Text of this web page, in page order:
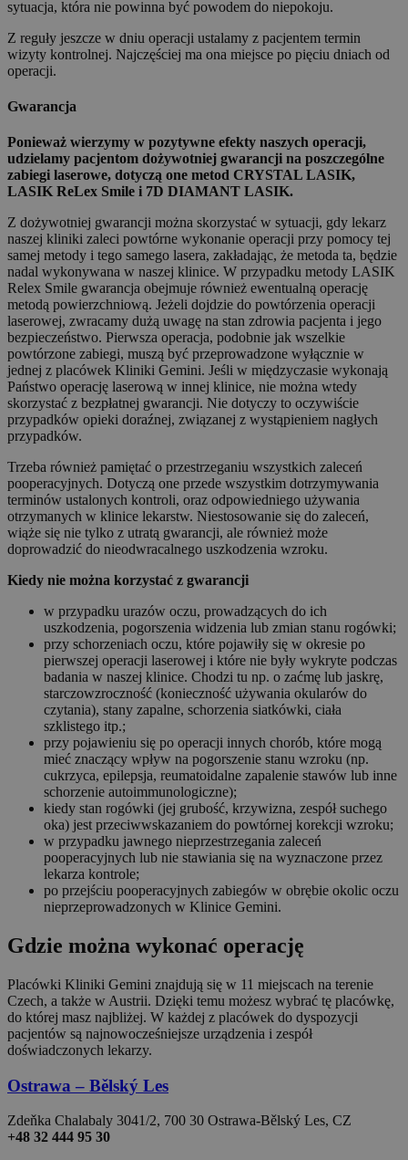
sytuacja, która nie powinna być powodem do niepokoju.
Z reguły jeszcze w dniu operacji ustalamy z pacjentem termin
wizyty kontrolnej. Najczęściej ma ona miejsce po pięciu dniach od
operacji.
Gwarancja
Ponieważ wierzymy w pozytywne efekty naszych operacji,
udzielamy pacjentom dożywotniej gwarancji na poszczególne
zabiegi laserowe, dotyczą one metod CRYSTAL LASIK,
LASIK ReLex Smile i 7D DIAMANT LASIK.
Z dożywotniej gwarancji można skorzystać w sytuacji, gdy lekarz
naszej kliniki zaleci powtórne wykonanie operacji przy pomocy tej
samej metody i tego samego lasera, zakładając, że metoda ta, będzie
nadal wykonywana w naszej klinice. W przypadku metody LASIK
Relex Smile gwarancja obejmuje również ewentualną operację
metodą powierzchniową. Jeżeli dojdzie do powtórzenia operacji
laserowej, zwracamy dużą uwagę na stan zdrowia pacjenta i jego
bezpieczeństwo. Pierwsza operacja, podobnie jak wszelkie
powtórzone zabiegi, muszą być przeprowadzone wyłącznie w
jednej z placówek Kliniki Gemini. Jeśli w międzyczasie wykonają
Państwo operację laserową w innej klinice, nie można wtedy
skorzystać z bezpłatnej gwarancji. Nie dotyczy to oczywiście
przypadków opieki doraźnej, związanej z wystąpieniem nagłych
przypadków.
Trzeba również pamiętać o przestrzeganiu wszystkich zaleceń
pooperacyjnych. Dotyczą one przede wszystkim dotrzymywania
terminów ustalonych kontroli, oraz odpowiedniego używania
otrzymanych w klinice lekarstw. Niestosowanie się do zaleceń,
wiąże się nie tylko z utratą gwarancji, ale również może
doprowadzić do nieodwracalnego uszkodzenia wzroku.
Kiedy nie można korzystać z gwarancji
w przypadku urazów oczu, prowadzących do ich
uszkodzenia, pogorszenia widzenia lub zmian stanu rogówki;
przy schorzeniach oczu, które pojawiły się w okresie po
pierwszej operacji laserowej i które nie były wykryte podczas
badania w naszej klinice. Chodzi tu np. o zaćmę lub jaskrę,
starczowzroczność (konieczność używania okularów do
czytania), stany zapalne, schorzenia siatkówki, ciała
szklistego itp.;
przy pojawieniu się po operacji innych chorób, które mogą
mieć znaczący wpływ na pogorszenie stanu wzroku (np.
cukrzyca, epilepsja, reumatoidalne zapalenie stawów lub inne
schorzenie autoimmunologiczne);
kiedy stan rogówki (jej grubość, krzywizna, zespół suchego
oka) jest przeciwwskazaniem do powtórnej korekcji wzroku;
w przypadku jawnego nieprzestrzegania zaleceń
pooperacyjnych lub nie stawiania się na wyznaczone przez
lekarza kontrole;
po przejściu pooperacyjnych zabiegów w obrębie okolic oczu
nieprzeprowadzonych w Klinice Gemini.
Gdzie można wykonać operację
Placówki Kliniki Gemini znajdują się w 11 miejscach na terenie
Czech, a także w Austrii. Dzięki temu możesz wybrać tę placówkę,
do której masz najbliżej. W każdej z placówek do dyspozycji
pacjentów są najnowocześniejsze urządzenia i zespół
doświadczonych lekarzy.
Ostrawa – Bělský Les
Zdeňka Chalabaly 3041/2, 700 30 Ostrawa-Bělský Les, CZ
+48 32 444 95 30